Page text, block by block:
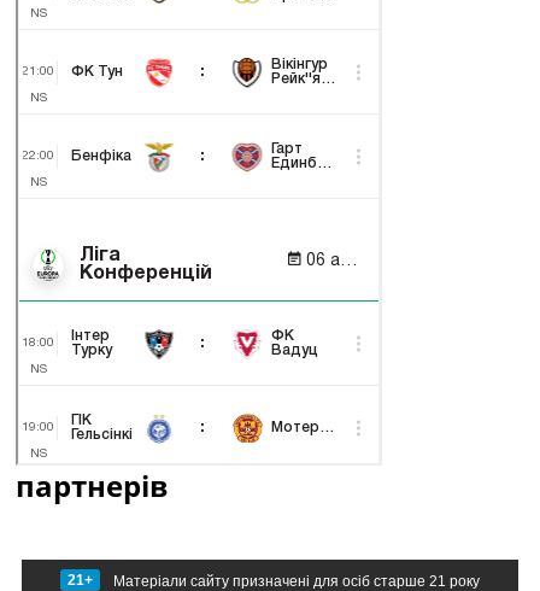
партнерів
21+ Матеріали сайту призначені для осіб старше 21 року